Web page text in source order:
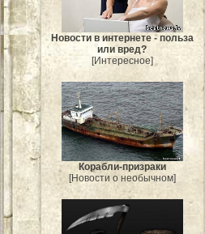
Новости в интернете - польза
или вред?
[Интересное]
Корабли-призраки
[Новости о необычном]